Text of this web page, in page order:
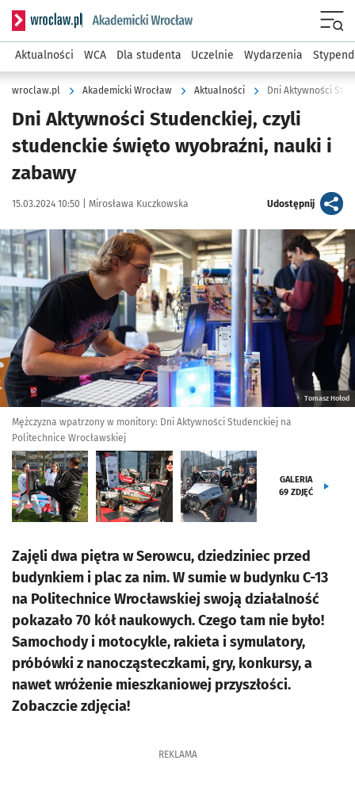
Serwis informacyjny wroclaw.pl podserwis: Akademicki
Aktualności WCA Dla studenta Uczelnie Wydarzenia
wroclaw.pl Akademicki Wrocław Aktualności Dni Aktywności
Dni Aktywności Studenckiej, czyli
studenckie święto wyobraźni, nauki i
zabawy
Data publikacji:
15.03.2024 10:50 | Autor:
Mirosława Kuczkowska Udostępnijartykuł
Kliknij, aby zobaczyć galerię
Tomasz Hołod
Mężczyzna wpatrzony w monitory: Dni Aktywności Studenckiej na
Politechnice Wrocławskiej
GALERIA
69 ZDJĘĆ
Zajęli dwa piętra w Serowcu, dziedziniec przed
budynkiem i plac za nim. W sumie w budynku C-13
na Politechnice Wrocławskiej swoją działalność
pokazało 70 kół naukowych. Czego tam nie było!
Samochody i motocykle, rakieta i symulatory,
próbówki z nanocząsteczkami, gry, konkursy, a
nawet wróżenie mieszkaniowej przyszłości.
Zobaczcie zdjęcia!
REKLAMA